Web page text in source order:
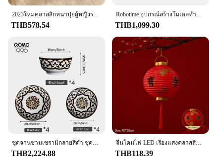
2023ใหม่คลาสสิกหนาปุยผู้หญิงรองเท้าบู๊ตหิมะสบายข้อเท้ารองเท้าบูทผู้หญิงฤดูหนาวสุภาพสตรีรองเท้าChunky Botas Mujer
THB578.54
Robotime อุปกรณ์สร้างโมเดลทำจากไม้424ชิ้น, เครื่องเล่นแผ่นเสียงแบบคลาสสิกพร้อม1:1ดนตรีเป็นของขวัญสำหรับเด็กผู้ใหญ่ LKB01การตกแต่งบ้าน
THB1,099.30
ชุดจานชามเซรามิกลายสีดํา ชุดอาหารเย็นพอร์ซเลนคลาสสิก ชุดจานและชามเซรามิกหรูหราสําหรับ 4-8 คน
THB2,224.88
จีนโคมไฟ LED เรืองแสงคลาสสิกสีแดงโคมไฟกระดาษ DIY ประกอบโคมไฟกระดาษเทศกาลฤดูใบไม้ผลิเด็กของขวัญตกแต่งปีใหม่
THB118.39